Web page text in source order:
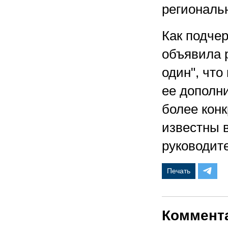
Как
объявила
один", что
ее
более
известны
Печать